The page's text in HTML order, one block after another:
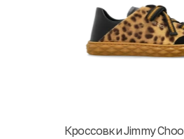
Кроссовки Jimmy Choo